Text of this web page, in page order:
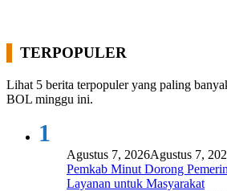
TERPOPULER
Lihat 5 berita terpopuler yang paling
BOL minggu ini.
1
Agustus 7, 2026Agustus 7,
Pemkab Minut Dorong
Layanan untuk Masyarakat